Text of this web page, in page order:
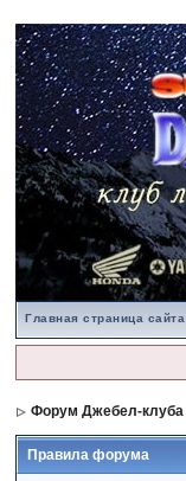
Главная страница сайта
Форум Джебел-клуба
Правила форума